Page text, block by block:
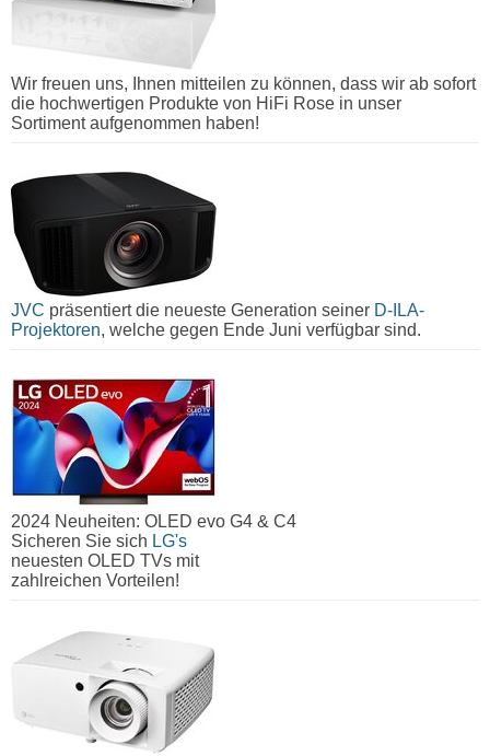
Wir freuen uns, Ihnen mitteilen zu können, dass wir ab sofort
die hochwertigen Produkte von HiFi Rose in unser
Sortiment aufgenommen haben!
JVC präsentiert die neueste Generation seiner D-ILA-
Projektoren, welche gegen Ende Juni verfügbar sind.
2024 Neuheiten: OLED evo G4 & C4
Sicheren Sie sich LG's
neuesten OLED TVs mit
zahlreichen Vorteilen!